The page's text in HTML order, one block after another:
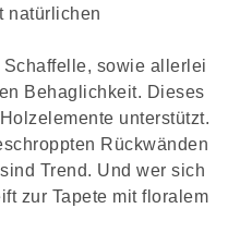
natürlichen
sowie allerlei
Behaglichkeit. Dieses
unterstützt.
Rückwänden
Trend. Und wer sich
zur Tapete mit floralem